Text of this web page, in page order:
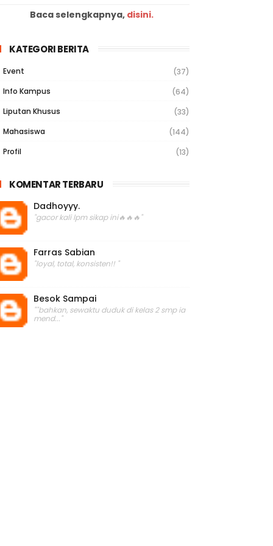
Baca selengkapnya, disini.
KATEGORI BERITA
Event
(37)
Info Kampus
(64)
Liputan Khusus
(33)
Mahasiswa
(144)
Profil
(13)
KOMENTAR TERBARU
Dadhoyyy.
"gacor kali lpm sikap ini🔥🔥🔥"
Farras Sabian
"loyal, total, konsisten!! "
Besok Sampai
""bahkan, sewaktu duduk di kelas 2 smp ia
mend..."